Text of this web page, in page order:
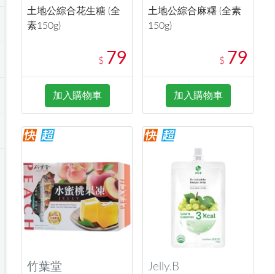
土地公綜合花生糖 (全
素150g)
$ 79
加入購物車
土地公綜合麻糬 (全素
150g)
$ 79
加入購物車
竹葉堂 Jelly.B